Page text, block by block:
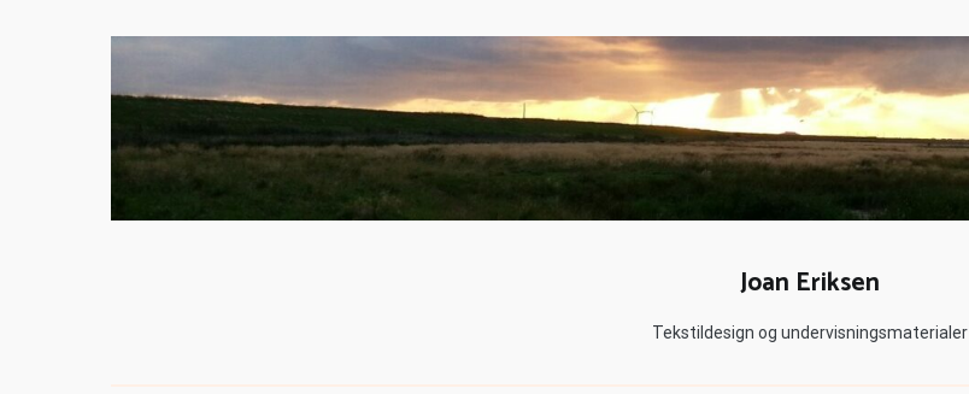
Joan Eriksen
Tekstildesign og undervisningsmaterialer